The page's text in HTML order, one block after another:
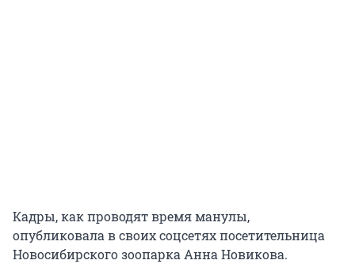
Кадры, как проводят время манулы,
опубликовала в своих соцсетях посетительница
Новосибирского зоопарка Анна Новикова.